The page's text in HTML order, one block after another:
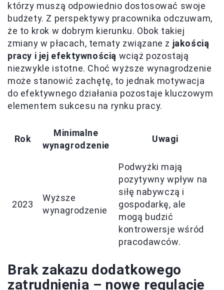
którzy muszą odpowiednio dostosować swoje
budżety. Z perspektywy pracownika odczuwam,
że to krok w dobrym kierunku. Obok takiej
zmiany w płacach, tematy związane z jakością
pracy i jej efektywnością wciąż pozostają
niezwykle istotne. Choć wyższe wynagrodzenie
może stanowić zachętę, to jednak motywacja
do efektywnego działania pozostaje kluczowym
elementem sukcesu na rynku pracy.
Rok
Minimalne
wynagrodzenie
Uwagi
2023
Wyższe
wynagrodzenie
Podwyżki mają
pozytywny wpływ na
siłę nabywczą i
gospodarkę, ale
mogą budzić
kontrowersje wśród
pracodawców.
Brak zakazu dodatkowego
zatrudnienia – nowe regulacje